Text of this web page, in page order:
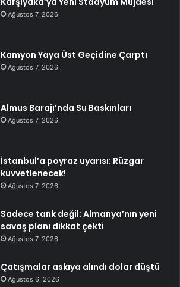
Ağustos 7, 2026
Kamyon Yaya Üst Geçidine Çarptı
Ağustos 7, 2026
Almus Barajı’nda Su Baskınları
Ağustos 7, 2026
İstanbul’a poyraz uyarısı: Rüzgar
kuvvetlenecek!
Ağustos 7, 2026
Sadece tank değil: Almanya’nın yeni
savaş planı dikkat çekti
Ağustos 7, 2026
Çatışmalar askıya alındı dolar düştü
Ağustos 6, 2026